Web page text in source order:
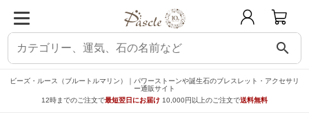
search
ビーズ・ルース（ブルートルマリン）｜パワーストーンや誕生石のブレスレット・アクセサリ
ー通販サイト
12時までのご注文で最短翌日にお届け 10,000円以上のご注文で送料無料